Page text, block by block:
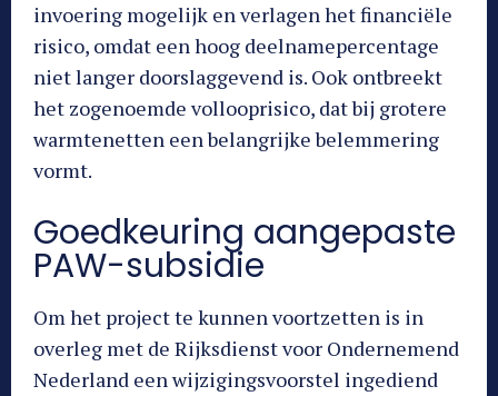
invoering mogelijk en verlagen het financiële
risico, omdat een hoog deelnamepercentage
niet langer doorslaggevend is. Ook ontbreekt
het zogenoemde vollooprisico, dat bij grotere
warmtenetten een belangrijke belemmering
vormt.
Goedkeuring aangepaste
PAW-subsidie
Om het project te kunnen voortzetten is in
overleg met de Rijksdienst voor Ondernemend
Nederland een wijzigingsvoorstel ingediend